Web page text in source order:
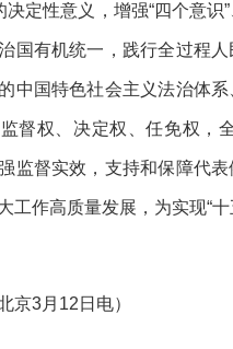
决定性意义，增强“四个意
国有机统一，践行全过程
中国特色社会主义法治体
督权、决定权、任免权，
监督实效，支持和保障代
工作高质量发展，为实现“
京3月12日电）